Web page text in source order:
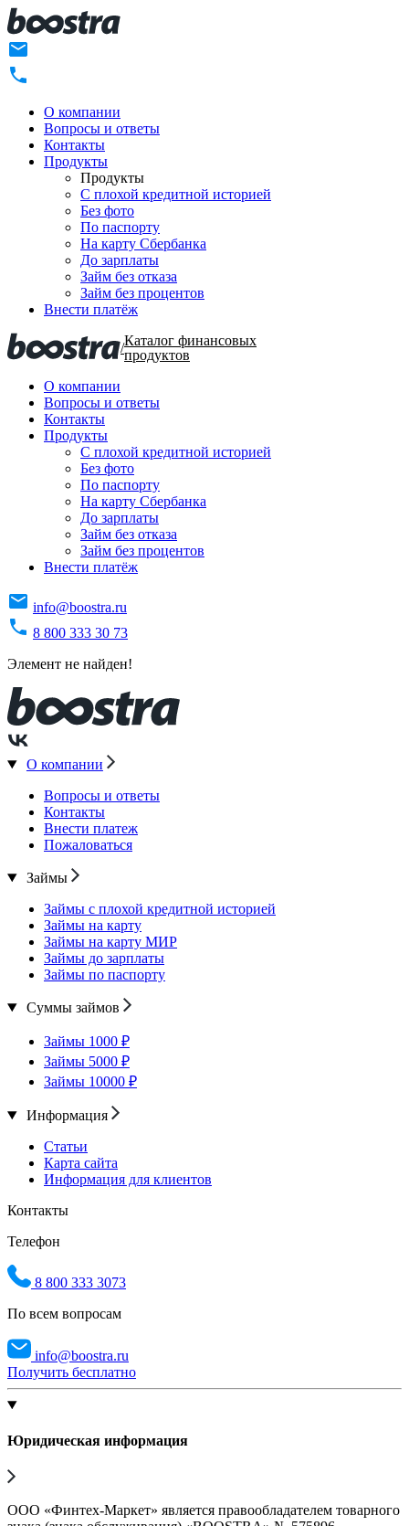
О компании
Вопросы и ответы
Контакты
Продукты
Продукты
C плохой кредитной историей
Без фото
По паспорту
На карту Сбербанка
До зарплаты
Займ без отказа
Займ без процентов
Внести платёж
/Каталог финансовых
продуктов
О компании
Вопросы и ответы
Контакты
Продукты
C плохой кредитной историей
Без фото
По паспорту
На карту Сбербанка
До зарплаты
Займ без отказа
Займ без процентов
Внести платёж
info@boostra.ru
8 800 333 30 73
Элемент не найден!
О компании
Вопросы и ответы
Контакты
Внести платеж
Пожаловаться
Займы
Займы с плохой кредитной историей
Займы на карту
Займы на карту МИР
Займы до зарплаты
Займы по паспорту
Суммы займов
Займы 1000 ₽
Займы 5000 ₽
Займы 10000 ₽
Информация
Статьи
Карта сайта
Информация для клиентов
Контакты
Телефон
8 800 333 3073
По всем вопросам
info@boostra.ru
Получить бесплатно
Юридическая информация
ООО «Финтех-Маркет» является правообладателем товарного